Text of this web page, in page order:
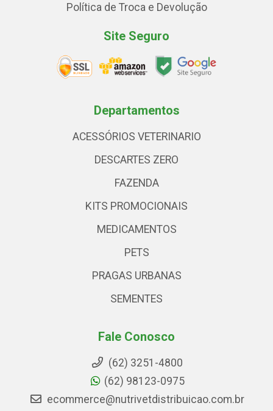
Política de Troca e Devolução
Site Seguro
Departamentos
ACESSÓRIOS VETERINARIO
DESCARTES ZERO
FAZENDA
KITS PROMOCIONAIS
MEDICAMENTOS
PETS
PRAGAS URBANAS
SEMENTES
Fale Conosco
(62) 3251-4800
(62) 98123-0975
ecommerce@nutrivetdistribuicao.com.br